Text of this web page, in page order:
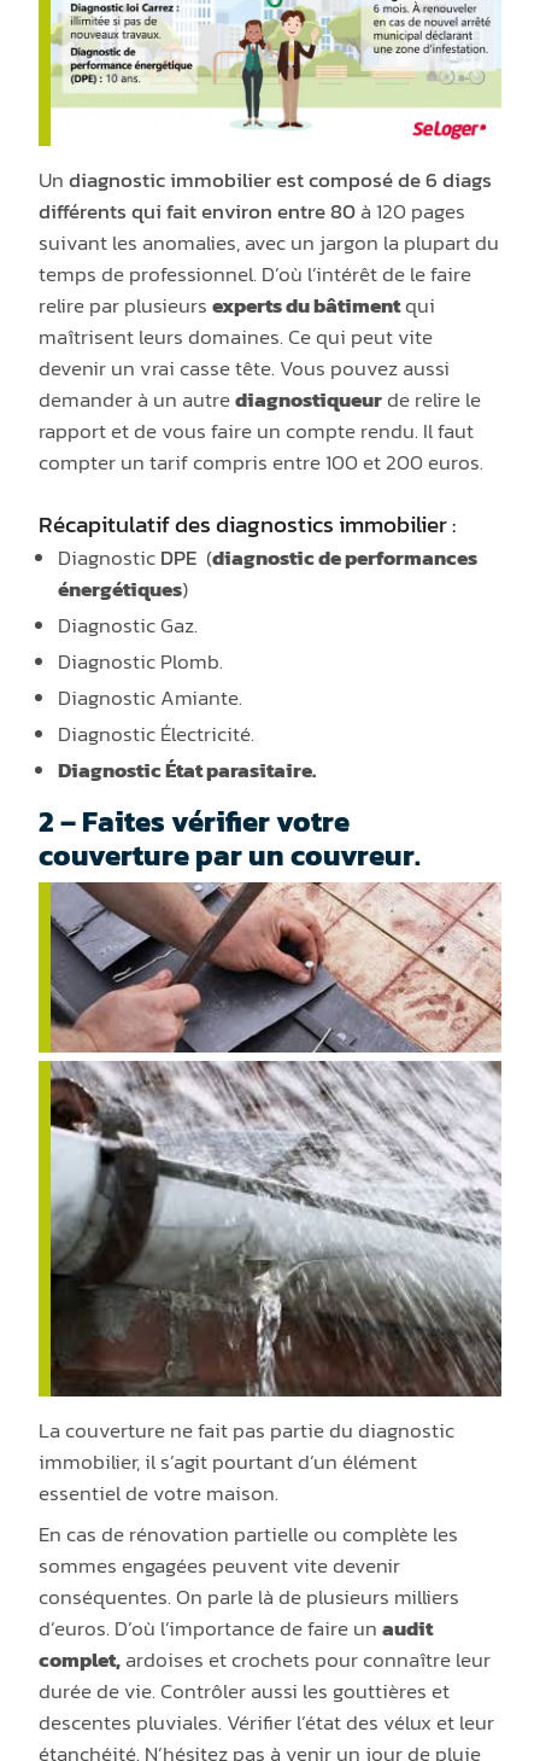
Undiagnostic immobilier est composé de 6 diags
différents qui fait environ entre 80à 120 pages
suivant les anomalies, avec un jargon la plupart du
temps de professionnel. D’où l’intérêt de le faire
relire par plusieursexperts du bâtimentqui
maîtrisentleursdomaines. Ce qui peut vite
devenir un vrai casse tête. Vous pouvez aussi
demander à un autrediagnostiqueurde relire le
rapport et de vous faire un compte rendu. Il faut
compter un tarif compris entre 100 et 200 euros.
Récapitulatif des diagnostics immobilier :
DiagnosticDPE (diagnostic de performances
énergétiques)
Diagnostic Gaz.
Diagnostic Plomb.
Diagnostic Amiante.
Diagnostic Électricité.
Diagnostic État parasitaire.
2 – Faites vérifier votre
couverture par un couvreur.
La couverture ne fait pas partie du diagnostic
immobilier, il s’agit pourtant d’un élément
essentiel de votre maison.
En cas de rénovation partielle ou complète les
sommes engagées peuvent vite devenir
conséquentes. On parle là de plusieurs milliers
d’euros. D’où l’importance de faire unaudit
complet,ardoises et crochets pour connaître leur
durée de vie. Contrôler aussi les gouttières et
descentes pluviales. Vérifier l’état des vélux et leur
étanchéité. N’hésitez pas à venir un jour de pluie